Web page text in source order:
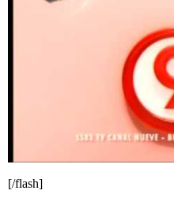
[/flash]